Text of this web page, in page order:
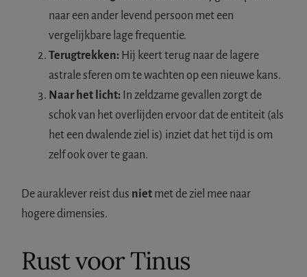
naar een ander levend persoon met een
vergelijkbare lage frequentie.
Terugtrekken: Hij keert terug naar de lagere
astrale sferen om te wachten op een nieuwe kans.
Naar het licht: In zeldzame gevallen zorgt de
schok van het overlijden ervoor dat de entiteit (als
het een dwalende ziel is) inziet dat het tijd is om
zelf ook over te gaan.
De auraklever reist dus niet met de ziel mee naar
hogere dimensies.
Rust voor Tinus